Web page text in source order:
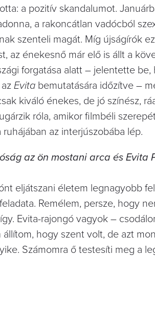
a pozitív skandalumot.
a rakoncátlan vadócból
szenteli magát. Míg újságírók
az énekesnő már elő is állt a
forgatása alatt – jelentette be,
Evita bemutatására időzítve –
kiváló énekes, de jó színész,
róla, amikor filmbéli
az interjúszobába lép.
az ön mostani arca és Evita
eljátszani életem legnagyobb
Remélem, persze, hogy
Evita-rajongó vagyok –
hogy szent volt, de azt
Számomra ő testesíti meg a